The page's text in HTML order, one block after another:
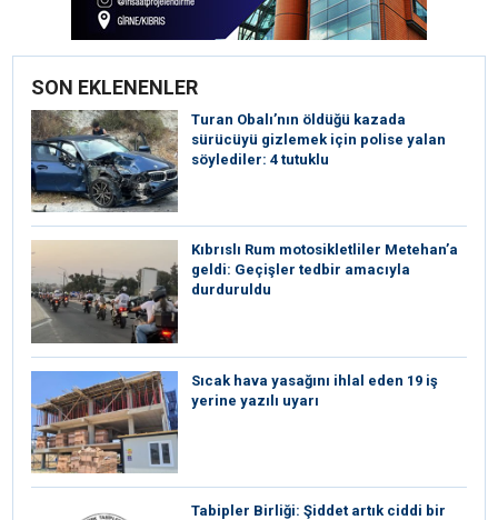
SON EKLENENLER
Turan Obalı’nın öldüğü kazada
sürücüyü gizlemek için polise yalan
söylediler: 4 tutuklu
Kıbrıslı Rum motosikletliler Metehan’a
geldi: Geçişler tedbir amacıyla
durduruldu
Sıcak hava yasağını ihlal eden 19 iş
yerine yazılı uyarı
Tabipler Birliği: Şiddet artık ciddi bir